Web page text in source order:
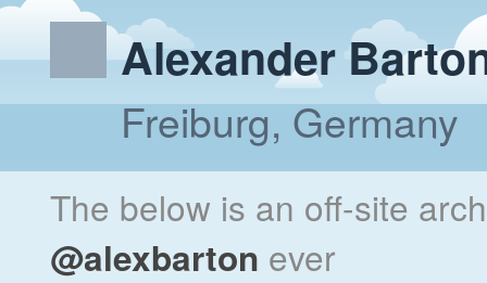
Alexander
Freiburg, Germany
The below is an off-site
@alexbarton ever